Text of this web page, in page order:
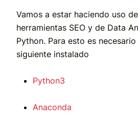
Vamos a estar haciendo uso
herramientas SEO y de Data
Python. Para esto es
siguiente instalado
Python3
Anaconda